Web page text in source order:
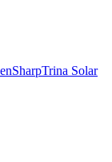
SharpTrina Solar